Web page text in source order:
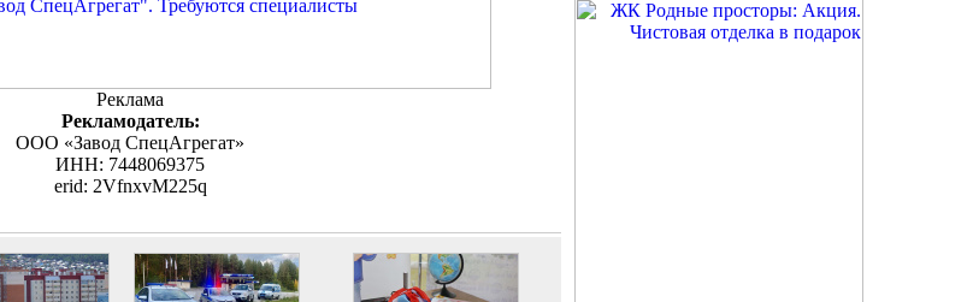
Реклама
Рекламодатель:
ООО «Завод СпецАгрегат»
ИНН: 7448069375
erid: 2VfnxvM225q